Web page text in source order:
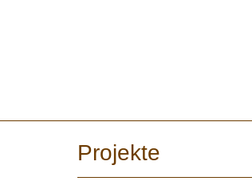
Projekte